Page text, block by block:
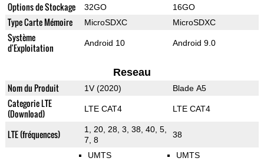
Options de Stockage 32GO 16GO
Type Carte Mémoire MicroSDXC MicroSDXC
Système
d'Exploitation
Android 10 Android 9.0
Reseau
Nom du Produit 1V (2020) Blade A5
Categorie LTE
(Download)
LTE CAT4 LTE CAT4
LTE (fréquences)
1, 20, 28, 3, 38, 40, 5,
7, 8
38
UMTS UMTS